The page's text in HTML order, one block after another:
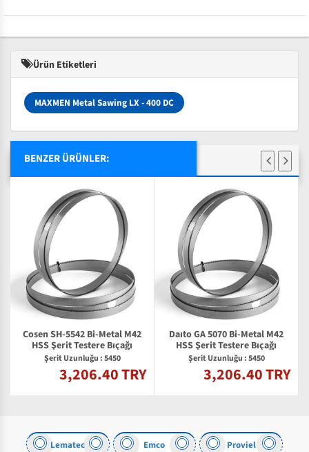
Ürün Etiketleri
MAXMEN Metal Sawing LX - 400 DC
BENZER ÜRÜNLER:
Cosen SH-5542 Bi-Metal M42
HSS Şerit Testere Bıçağı
Şerit Uzunluğu : 5450
3,206.40 TRY
Daıto GA 5070 Bi-Metal M42
HSS Şerit Testere Bıçağı
Şerit Uzunluğu : 5450
3,206.40 TRY
Lematec Emco Proviel